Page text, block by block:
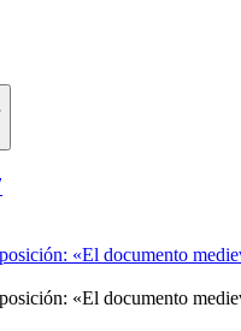
«El documento
«El documento